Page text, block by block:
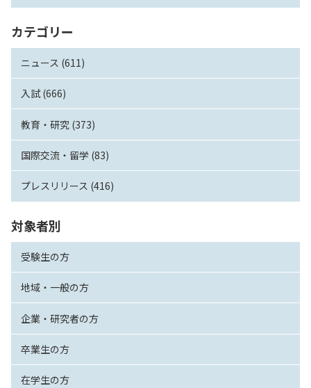
カテゴリー
ニュース (611)
入試 (666)
教育・研究 (373)
国際交流・留学 (83)
プレスリリース (416)
対象者別
受験生の方
地域・一般の方
企業・研究者の方
卒業生の方
在学生の方